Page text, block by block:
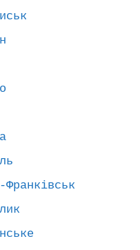
Франківськ